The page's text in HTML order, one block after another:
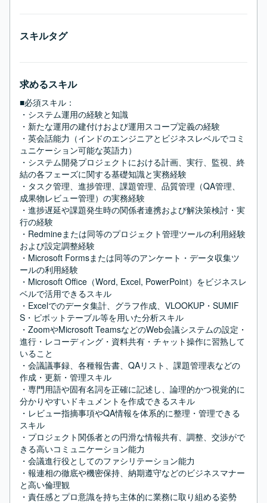
スキルタグ
求めるスキル
■必須スキル：
・システム運用の経験と知識
・新たな運用の建付けおよび運用スコープ定義の経験
・英会話能力（インドのエンジニアとビジネスレベルでコミ
ュニケーション可能な英語力）
・システム開発プロジェクトにおける計画、実行、監視、終
結の各フェーズに関する基礎知識と実務経験
・タスク管理、進捗管理、課題管理、品質管理（QA管理、
成果物レビュー管理）の実務経験
・進捗遅延や課題発生時の関係者連携および解決策検討・実
行の経験
・Redmineまたは同等のプロジェクト管理ツールの利用経験
および設定調整経験
・Microsoft Formsまたは同等のアンケート・データ収集ツ
ールの利用経験
・Microsoft Office（Word, Excel, PowerPoint）をビジネスレ
ベルで活用できるスキル
・Excelでのデータ集計、グラフ作成、VLOOKUP・SUMIF
S・ピボットテーブル等を用いた分析スキル
・ZoomやMicrosoft TeamsなどのWeb会議システムの設定・
進行・レコーディング・資料共有・チャット操作に習熟して
いること
・会議議事録、各種報告書、QAリスト、課題管理表などの
作成・更新・管理スキル
・専門用語や固有名詞を正確に記述し、論理的かつ視覚的に
分かりやすいドキュメントを作成できるスキル
・レビュー指摘事項やQA情報を体系的に整理・管理できる
スキル
・プロジェクト関係者との円滑な情報共有、調整、交渉がで
きる高いコミュニケーション能力
・会議進行役としてのファシリテーション能力
・報連相の徹底や機密保持、納期遵守などのビジネスマナー
と高い倫理観
・責任感とプロ意識を持ち主体的に業務に取り組める姿勢